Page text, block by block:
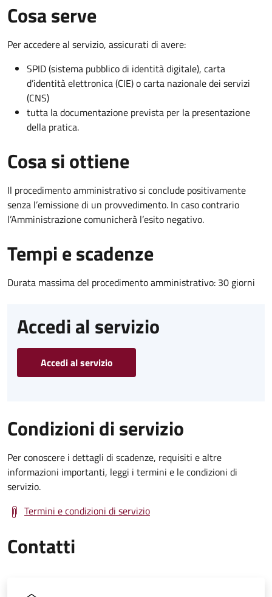
Cosa serve
Per accedere al servizio, assicurati di avere:
SPID (sistema pubblico di identità digitale), carta
d’identità elettronica (CIE) o carta nazionale dei servizi
(CNS)
tutta la documentazione prevista per la presentazione
della pratica.
Cosa si ottiene
Il procedimento amministrativo si conclude positivamente
senza l’emissione di un provvedimento. In caso contrario
l’Amministrazione comunicherà l’esito negativo.
Tempi e scadenze
Durata massima del procedimento amministrativo: 30 giorni
Accedi al servizio
Accedi al servizio
Condizioni di servizio
Per conoscere i dettagli di scadenze, requisiti e altre
informazioni importanti, leggi i termini e le condizioni di
servizio.
Termini e condizioni di servizio
Contatti